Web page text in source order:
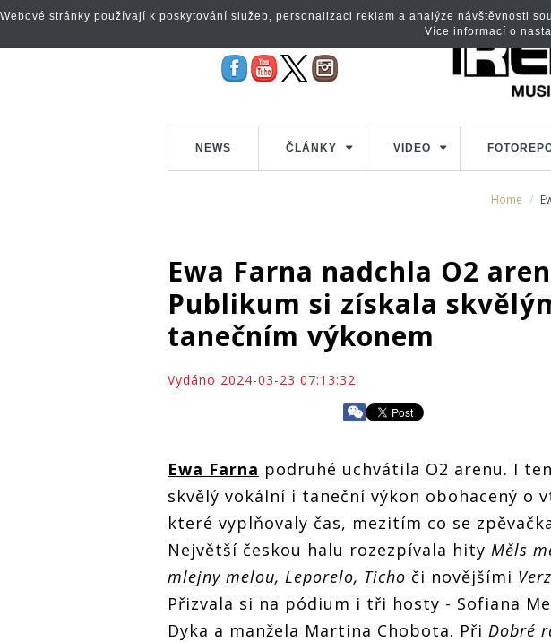
NEWS ČLÁNKY VIDEO
Home
Ewa Farna nadchla O2
Publikum si získala
tanečním výkonem
Vydáno 2024-03-23 07:13:32
Ewa Farna podruhé uchvátila O2 arenu. I
skvělý vokální i taneční výkon obohacený o
které vyplňovaly čas, mezitím co se
Největší českou halu rozezpívala hity Měls
mlejny melou, Leporelo, Ticho či novějšími
Přizvala si na pódium i tři hosty - Sofiana
Dyka a manžela Martina Chobota. Při Dobré
Webové stránky používají k poskytování služeb, personalizaci reklam a analýze návštěvnosti
Více informací o